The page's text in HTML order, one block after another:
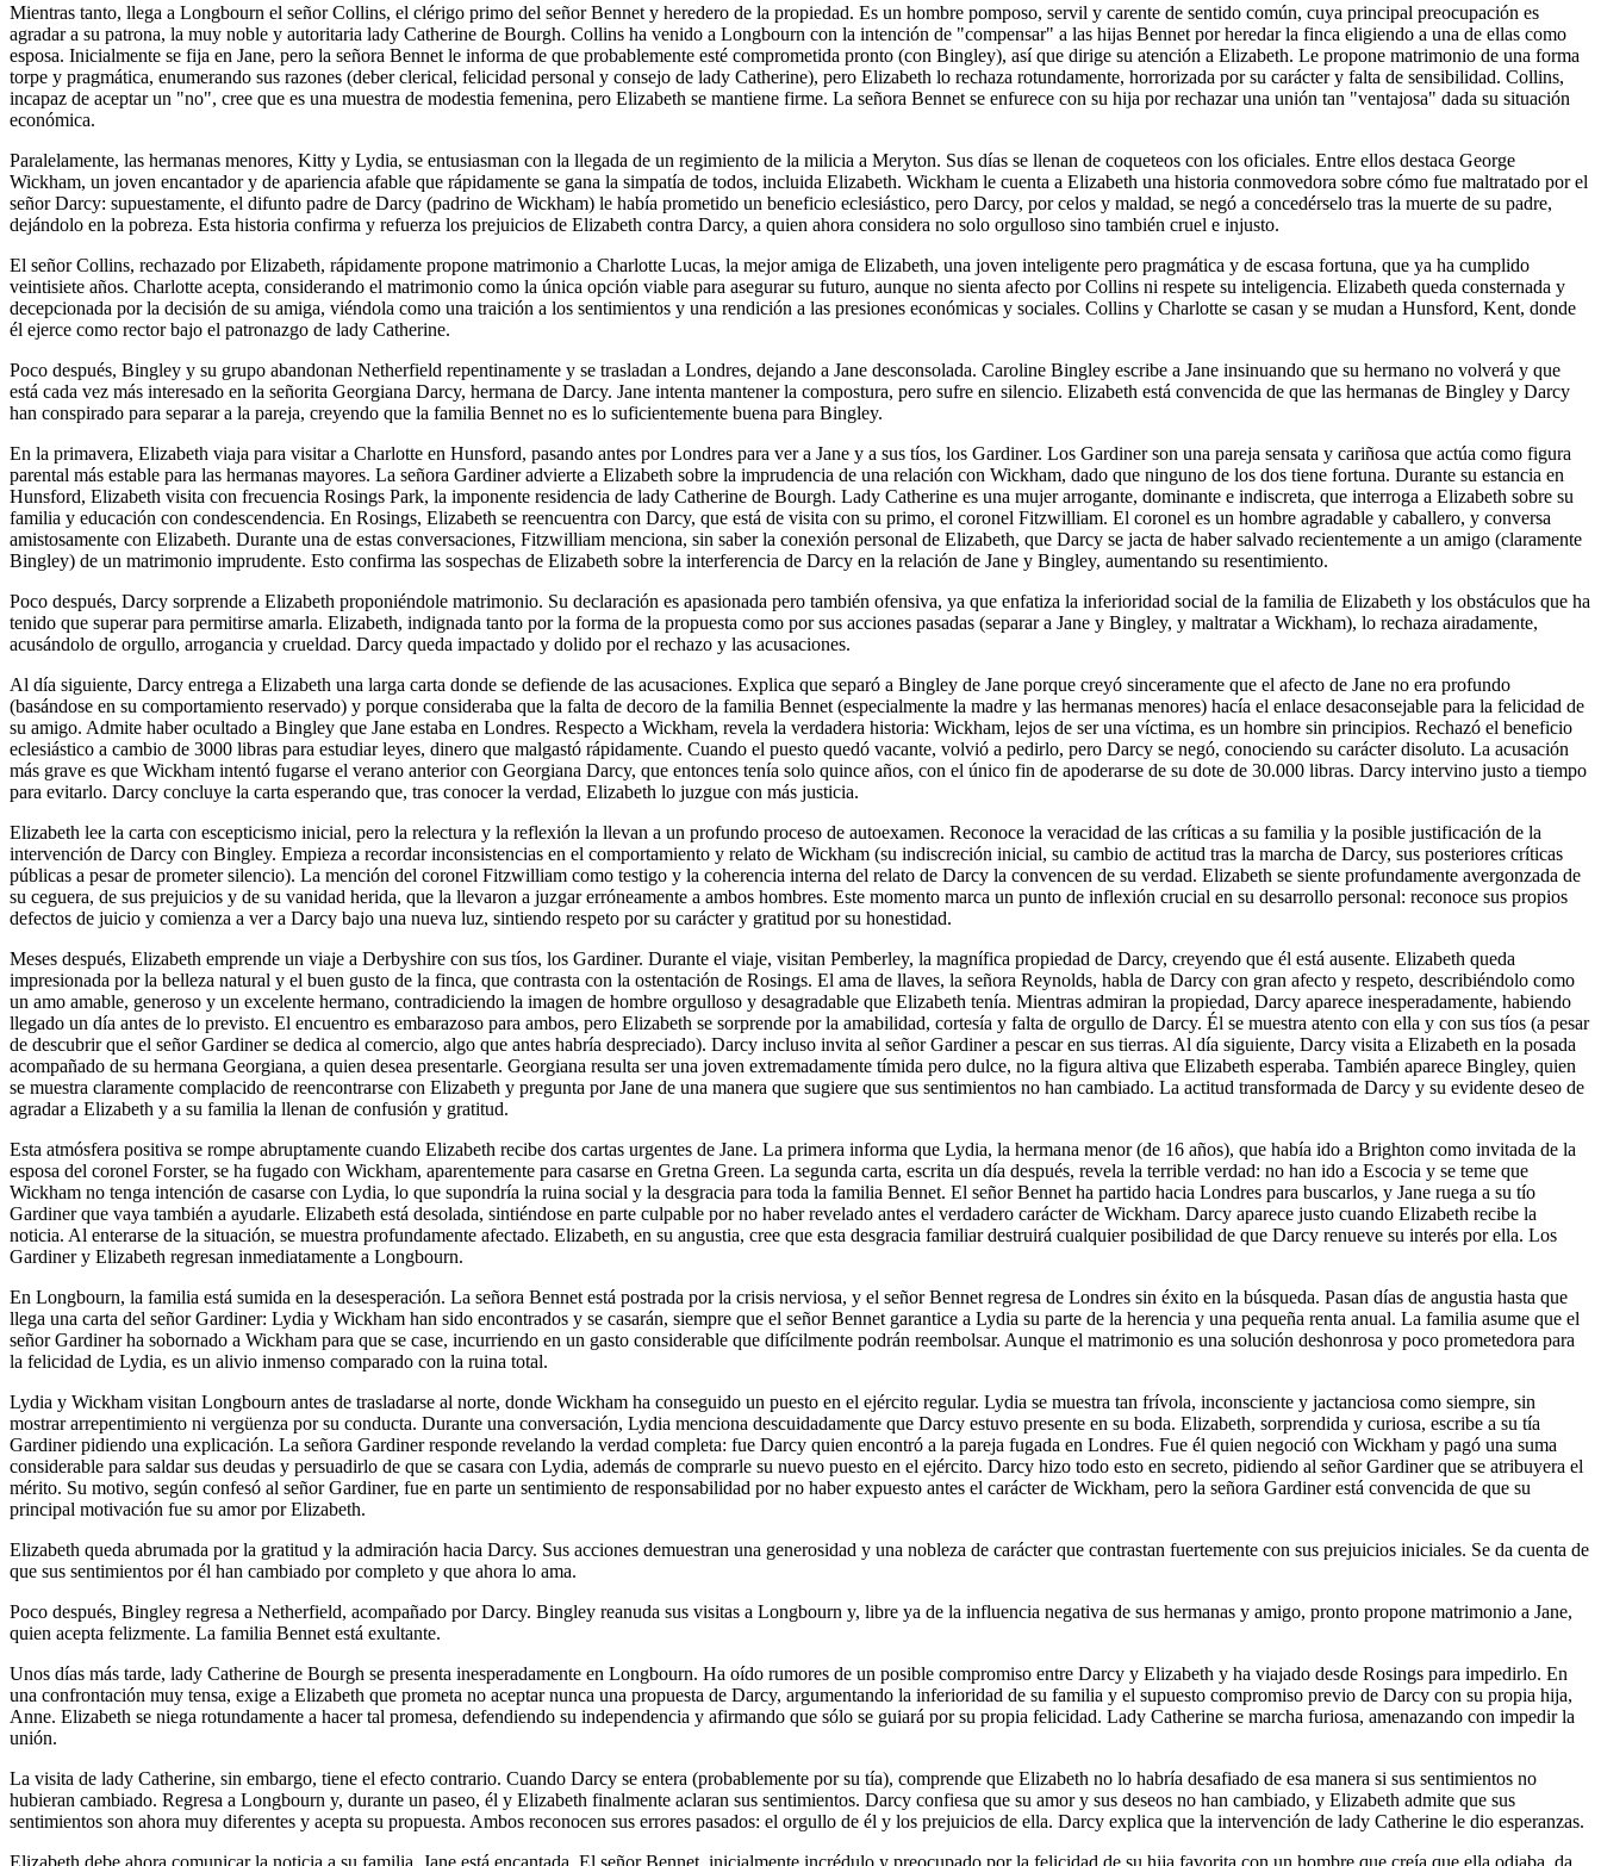
Mientras tanto, llega a Longbourn el señor Collins, el clérigo primo del señor Bennet y heredero de la propiedad. Es un hombre pomposo, servil y carente de sentido común, cuya principal preocupación es
agradar a su patrona, la muy noble y autoritaria lady Catherine de Bourgh. Collins ha venido a Longbourn con la intención de "compensar" a las hijas Bennet por heredar la finca eligiendo a una de ellas como
esposa. Inicialmente se fija en Jane, pero la señora Bennet le informa de que probablemente esté comprometida pronto (con Bingley), así que dirige su atención a Elizabeth. Le propone matrimonio de una forma
torpe y pragmática, enumerando sus razones (deber clerical, felicidad personal y consejo de lady Catherine), pero Elizabeth lo rechaza rotundamente, horrorizada por su carácter y falta de sensibilidad. Collins,
incapaz de aceptar un "no", cree que es una muestra de modestia femenina, pero Elizabeth se mantiene firme. La señora Bennet se enfurece con su hija por rechazar una unión tan "ventajosa" dada su situación
económica.
Paralelamente, las hermanas menores, Kitty y Lydia, se entusiasman con la llegada de un regimiento de la milicia a Meryton. Sus días se llenan de coqueteos con los oficiales. Entre ellos destaca George
Wickham, un joven encantador y de apariencia afable que rápidamente se gana la simpatía de todos, incluida Elizabeth. Wickham le cuenta a Elizabeth una historia conmovedora sobre cómo fue maltratado por el
señor Darcy: supuestamente, el difunto padre de Darcy (padrino de Wickham) le había prometido un beneficio eclesiástico, pero Darcy, por celos y maldad, se negó a concedérselo tras la muerte de su padre,
dejándolo en la pobreza. Esta historia confirma y refuerza los prejuicios de Elizabeth contra Darcy, a quien ahora considera no solo orgulloso sino también cruel e injusto.
El señor Collins, rechazado por Elizabeth, rápidamente propone matrimonio a Charlotte Lucas, la mejor amiga de Elizabeth, una joven inteligente pero pragmática y de escasa fortuna, que ya ha cumplido
veintisiete años. Charlotte acepta, considerando el matrimonio como la única opción viable para asegurar su futuro, aunque no sienta afecto por Collins ni respete su inteligencia. Elizabeth queda consternada y
decepcionada por la decisión de su amiga, viéndola como una traición a los sentimientos y una rendición a las presiones económicas y sociales. Collins y Charlotte se casan y se mudan a Hunsford, Kent, donde
él ejerce como rector bajo el patronazgo de lady Catherine.
Poco después, Bingley y su grupo abandonan Netherfield repentinamente y se trasladan a Londres, dejando a Jane desconsolada. Caroline Bingley escribe a Jane insinuando que su hermano no volverá y que
está cada vez más interesado en la señorita Georgiana Darcy, hermana de Darcy. Jane intenta mantener la compostura, pero sufre en silencio. Elizabeth está convencida de que las hermanas de Bingley y Darcy
han conspirado para separar a la pareja, creyendo que la familia Bennet no es lo suficientemente buena para Bingley.
En la primavera, Elizabeth viaja para visitar a Charlotte en Hunsford, pasando antes por Londres para ver a Jane y a sus tíos, los Gardiner. Los Gardiner son una pareja sensata y cariñosa que actúa como figura
parental más estable para las hermanas mayores. La señora Gardiner advierte a Elizabeth sobre la imprudencia de una relación con Wickham, dado que ninguno de los dos tiene fortuna. Durante su estancia en
Hunsford, Elizabeth visita con frecuencia Rosings Park, la imponente residencia de lady Catherine de Bourgh. Lady Catherine es una mujer arrogante, dominante e indiscreta, que interroga a Elizabeth sobre su
familia y educación con condescendencia. En Rosings, Elizabeth se reencuentra con Darcy, que está de visita con su primo, el coronel Fitzwilliam. El coronel es un hombre agradable y caballero, y conversa
amistosamente con Elizabeth. Durante una de estas conversaciones, Fitzwilliam menciona, sin saber la conexión personal de Elizabeth, que Darcy se jacta de haber salvado recientemente a un amigo (claramente
Bingley) de un matrimonio imprudente. Esto confirma las sospechas de Elizabeth sobre la interferencia de Darcy en la relación de Jane y Bingley, aumentando su resentimiento.
Poco después, Darcy sorprende a Elizabeth proponiéndole matrimonio. Su declaración es apasionada pero también ofensiva, ya que enfatiza la inferioridad social de la familia de Elizabeth y los obstáculos que ha
tenido que superar para permitirse amarla. Elizabeth, indignada tanto por la forma de la propuesta como por sus acciones pasadas (separar a Jane y Bingley, y maltratar a Wickham), lo rechaza airadamente,
acusándolo de orgullo, arrogancia y crueldad. Darcy queda impactado y dolido por el rechazo y las acusaciones.
Al día siguiente, Darcy entrega a Elizabeth una larga carta donde se defiende de las acusaciones. Explica que separó a Bingley de Jane porque creyó sinceramente que el afecto de Jane no era profundo
(basándose en su comportamiento reservado) y porque consideraba que la falta de decoro de la familia Bennet (especialmente la madre y las hermanas menores) hacía el enlace desaconsejable para la felicidad de
su amigo. Admite haber ocultado a Bingley que Jane estaba en Londres. Respecto a Wickham, revela la verdadera historia: Wickham, lejos de ser una víctima, es un hombre sin principios. Rechazó el beneficio
eclesiástico a cambio de 3000 libras para estudiar leyes, dinero que malgastó rápidamente. Cuando el puesto quedó vacante, volvió a pedirlo, pero Darcy se negó, conociendo su carácter disoluto. La acusación
más grave es que Wickham intentó fugarse el verano anterior con Georgiana Darcy, que entonces tenía solo quince años, con el único fin de apoderarse de su dote de 30.000 libras. Darcy intervino justo a tiempo
para evitarlo. Darcy concluye la carta esperando que, tras conocer la verdad, Elizabeth lo juzgue con más justicia.
Elizabeth lee la carta con escepticismo inicial, pero la relectura y la reflexión la llevan a un profundo proceso de autoexamen. Reconoce la veracidad de las críticas a su familia y la posible justificación de la
intervención de Darcy con Bingley. Empieza a recordar inconsistencias en el comportamiento y relato de Wickham (su indiscreción inicial, su cambio de actitud tras la marcha de Darcy, sus posteriores críticas
públicas a pesar de prometer silencio). La mención del coronel Fitzwilliam como testigo y la coherencia interna del relato de Darcy la convencen de su verdad. Elizabeth se siente profundamente avergonzada de
su ceguera, de sus prejuicios y de su vanidad herida, que la llevaron a juzgar erróneamente a ambos hombres. Este momento marca un punto de inflexión crucial en su desarrollo personal: reconoce sus propios
defectos de juicio y comienza a ver a Darcy bajo una nueva luz, sintiendo respeto por su carácter y gratitud por su honestidad.
Meses después, Elizabeth emprende un viaje a Derbyshire con sus tíos, los Gardiner. Durante el viaje, visitan Pemberley, la magnífica propiedad de Darcy, creyendo que él está ausente. Elizabeth queda
impresionada por la belleza natural y el buen gusto de la finca, que contrasta con la ostentación de Rosings. El ama de llaves, la señora Reynolds, habla de Darcy con gran afecto y respeto, describiéndolo como
un amo amable, generoso y un excelente hermano, contradiciendo la imagen de hombre orgulloso y desagradable que Elizabeth tenía. Mientras admiran la propiedad, Darcy aparece inesperadamente, habiendo
llegado un día antes de lo previsto. El encuentro es embarazoso para ambos, pero Elizabeth se sorprende por la amabilidad, cortesía y falta de orgullo de Darcy. Él se muestra atento con ella y con sus tíos (a pesar
de descubrir que el señor Gardiner se dedica al comercio, algo que antes habría despreciado). Darcy incluso invita al señor Gardiner a pescar en sus tierras. Al día siguiente, Darcy visita a Elizabeth en la posada
acompañado de su hermana Georgiana, a quien desea presentarle. Georgiana resulta ser una joven extremadamente tímida pero dulce, no la figura altiva que Elizabeth esperaba. También aparece Bingley, quien
se muestra claramente complacido de reencontrarse con Elizabeth y pregunta por Jane de una manera que sugiere que sus sentimientos no han cambiado. La actitud transformada de Darcy y su evidente deseo de
agradar a Elizabeth y a su familia la llenan de confusión y gratitud.
Esta atmósfera positiva se rompe abruptamente cuando Elizabeth recibe dos cartas urgentes de Jane. La primera informa que Lydia, la hermana menor (de 16 años), que había ido a Brighton como invitada de la
esposa del coronel Forster, se ha fugado con Wickham, aparentemente para casarse en Gretna Green. La segunda carta, escrita un día después, revela la terrible verdad: no han ido a Escocia y se teme que
Wickham no tenga intención de casarse con Lydia, lo que supondría la ruina social y la desgracia para toda la familia Bennet. El señor Bennet ha partido hacia Londres para buscarlos, y Jane ruega a su tío
Gardiner que vaya también a ayudarle. Elizabeth está desolada, sintiéndose en parte culpable por no haber revelado antes el verdadero carácter de Wickham. Darcy aparece justo cuando Elizabeth recibe la
noticia. Al enterarse de la situación, se muestra profundamente afectado. Elizabeth, en su angustia, cree que esta desgracia familiar destruirá cualquier posibilidad de que Darcy renueve su interés por ella. Los
Gardiner y Elizabeth regresan inmediatamente a Longbourn.
En Longbourn, la familia está sumida en la desesperación. La señora Bennet está postrada por la crisis nerviosa, y el señor Bennet regresa de Londres sin éxito en la búsqueda. Pasan días de angustia hasta que
llega una carta del señor Gardiner: Lydia y Wickham han sido encontrados y se casarán, siempre que el señor Bennet garantice a Lydia su parte de la herencia y una pequeña renta anual. La familia asume que el
señor Gardiner ha sobornado a Wickham para que se case, incurriendo en un gasto considerable que difícilmente podrán reembolsar. Aunque el matrimonio es una solución deshonrosa y poco prometedora para
la felicidad de Lydia, es un alivio inmenso comparado con la ruina total.
Lydia y Wickham visitan Longbourn antes de trasladarse al norte, donde Wickham ha conseguido un puesto en el ejército regular. Lydia se muestra tan frívola, inconsciente y jactanciosa como siempre, sin
mostrar arrepentimiento ni vergüenza por su conducta. Durante una conversación, Lydia menciona descuidadamente que Darcy estuvo presente en su boda. Elizabeth, sorprendida y curiosa, escribe a su tía
Gardiner pidiendo una explicación. La señora Gardiner responde revelando la verdad completa: fue Darcy quien encontró a la pareja fugada en Londres. Fue él quien negoció con Wickham y pagó una suma
considerable para saldar sus deudas y persuadirlo de que se casara con Lydia, además de comprarle su nuevo puesto en el ejército. Darcy hizo todo esto en secreto, pidiendo al señor Gardiner que se atribuyera el
mérito. Su motivo, según confesó al señor Gardiner, fue en parte un sentimiento de responsabilidad por no haber expuesto antes el carácter de Wickham, pero la señora Gardiner está convencida de que su
principal motivación fue su amor por Elizabeth.
Elizabeth queda abrumada por la gratitud y la admiración hacia Darcy. Sus acciones demuestran una generosidad y una nobleza de carácter que contrastan fuertemente con sus prejuicios iniciales. Se da cuenta de
que sus sentimientos por él han cambiado por completo y que ahora lo ama.
Poco después, Bingley regresa a Netherfield, acompañado por Darcy. Bingley reanuda sus visitas a Longbourn y, libre ya de la influencia negativa de sus hermanas y amigo, pronto propone matrimonio a Jane,
quien acepta felizmente. La familia Bennet está exultante.
Unos días más tarde, lady Catherine de Bourgh se presenta inesperadamente en Longbourn. Ha oído rumores de un posible compromiso entre Darcy y Elizabeth y ha viajado desde Rosings para impedirlo. En
una confrontación muy tensa, exige a Elizabeth que prometa no aceptar nunca una propuesta de Darcy, argumentando la inferioridad de su familia y el supuesto compromiso previo de Darcy con su propia hija,
Anne. Elizabeth se niega rotundamente a hacer tal promesa, defendiendo su independencia y afirmando que sólo se guiará por su propia felicidad. Lady Catherine se marcha furiosa, amenazando con impedir la
unión.
La visita de lady Catherine, sin embargo, tiene el efecto contrario. Cuando Darcy se entera (probablemente por su tía), comprende que Elizabeth no lo habría desafiado de esa manera si sus sentimientos no
hubieran cambiado. Regresa a Longbourn y, durante un paseo, él y Elizabeth finalmente aclaran sus sentimientos. Darcy confiesa que su amor y sus deseos no han cambiado, y Elizabeth admite que sus
sentimientos son ahora muy diferentes y acepta su propuesta. Ambos reconocen sus errores pasados: el orgullo de él y los prejuicios de ella. Darcy explica que la intervención de lady Catherine le dio esperanzas.
Elizabeth debe ahora comunicar la noticia a su familia. Jane está encantada. El señor Bennet, inicialmente incrédulo y preocupado por la felicidad de su hija favorita con un hombre que creía que ella odiaba, da